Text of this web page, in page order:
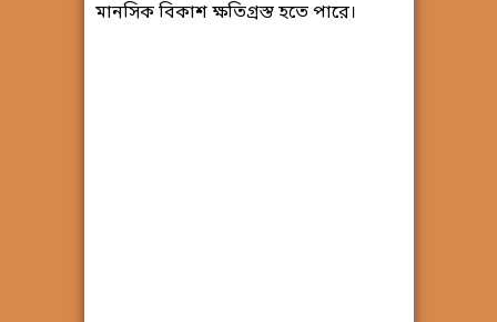
মানসিক বিকাশ ক্ষতিগ্রস্ত হতে পারে।